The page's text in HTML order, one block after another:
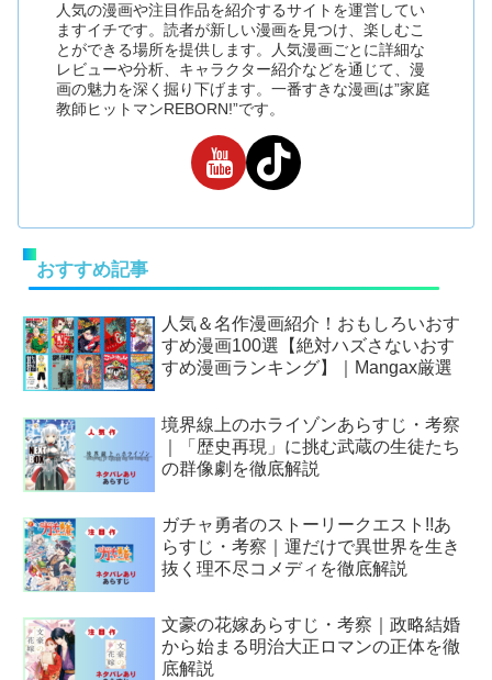
人気の漫画や注目作品を紹介するサイトを運営してい
ますイチです。読者が新しい漫画を見つけ、楽しむこ
とができる場所を提供します。人気漫画ごとに詳細な
レビューや分析、キャラクター紹介などを通じて、漫
画の魅力を深く掘り下げます。一番すきな漫画は”家庭
教師ヒットマンREBORN!”です。
おすすめ記事
人気＆名作漫画紹介！おもしろいおす
すめ漫画100選【絶対ハズさないおす
すめ漫画ランキング】｜Mangax厳選
境界線上のホライゾンあらすじ・考察
｜「歴史再現」に挑む武蔵の生徒たち
の群像劇を徹底解説
ガチャ勇者のストーリークエスト!!あ
らすじ・考察｜運だけで異世界を生き
抜く理不尽コメディを徹底解説
文豪の花嫁あらすじ・考察｜政略結婚
から始まる明治大正ロマンの正体を徹
底解説